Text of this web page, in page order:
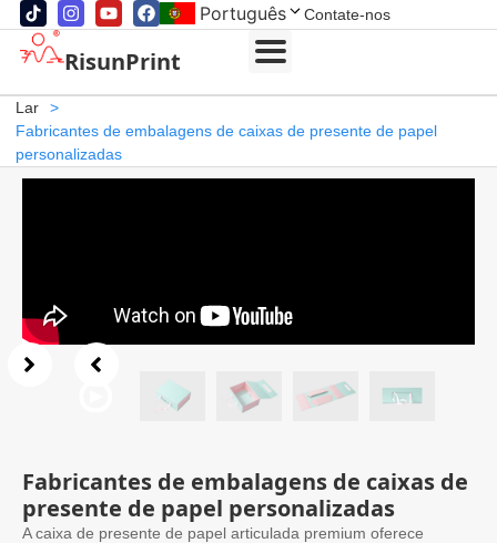
Português Contate-nos
RisunPrint
Lar
>
Fabricantes de embalagens de caixas de presente de papel
personalizadas
Fabricantes de embalagens de caixas de
presente de papel personalizadas
A caixa de presente de papel articulada premium oferece